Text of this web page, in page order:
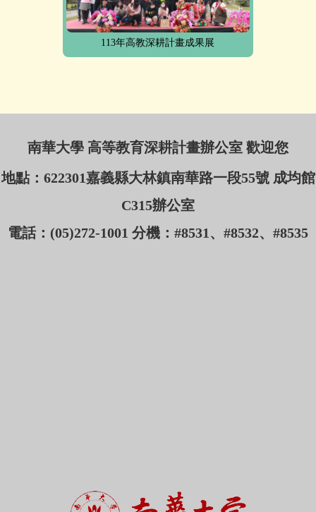
113年高教深耕計畫成果展
南華大學 高等教育深耕計畫辦公室 歡迎您
地點：622301嘉義縣大林鎮南華路一段55號 成均館
C315辦公室
電話：(05)272-1001 分機：#8531、#8532、#8535